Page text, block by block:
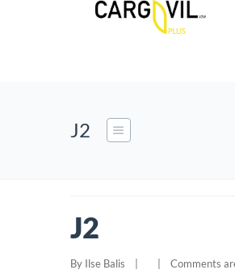
J2
J2
By Ilse Balis Comments